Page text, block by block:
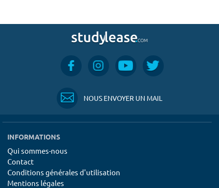
NOUS ENVOYER UN MAIL
INFORMATIONS
Qui sommes-nous
Contact
Conditions générales d'utilisation
Mentions légales